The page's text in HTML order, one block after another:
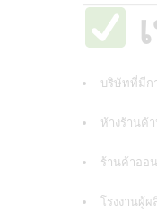
บริษัทที่มีก
ห้างร้านค้
ร้านค้าออ
โรงงานผู้